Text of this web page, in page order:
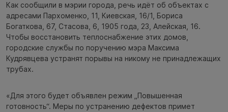
Как сообщили в мэрии города, речь идёт об объектах с
адресами Пархоменко, 11, Киевская, 16/1, Бориса
Богаткова, 67, Стасова, 6, 1905 года, 23, Алейская, 16.
Чтобы восстановить теплоснабжение этих домов,
городские службы по поручению мэра Максима
Кудрявцева устранят порывы на никому не принадлежащих
трубах.
«Для этого будет объявлен режим „Повышенная
готовность“. Меры по устранению дефектов примет